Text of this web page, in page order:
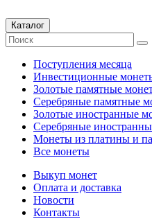
Каталог
Поступления месяца
Инвестиционные
Золотые памятные
Серебряные памятные
Золотые иностранные
Серебряные
Монеты из платины и
Все монеты
Выкуп монет
Оплата и доставка
Новости
Контакты